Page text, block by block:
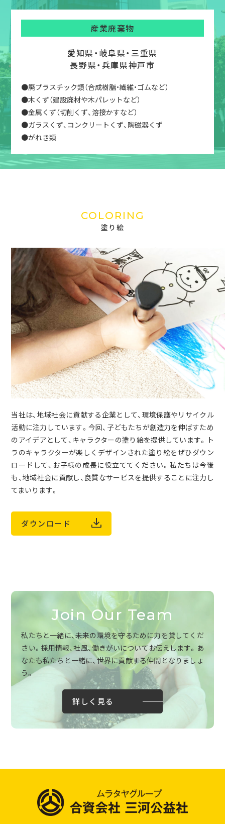
産業廃棄物
愛知県・岐阜県・三重県
長野県・兵庫県神戸市
●廃プラスチック類（合成樹脂・繊維・ゴムなど）
●木くず（建設廃材や木パレットなど）
●金属くず（切削くず、溶接かすなど）
●ガラスくず、コンクリートくず、陶磁器くず
●がれき類
COLORING
塗り絵
当社は、地域社会に貢献する企業として、環境保護やリサイクル
活動に注力しています。今回、子どもたちが創造力を伸ばすため
のアイデアとして、キャラクターの塗り絵を提供しています。ト
ラのキャラクターが楽しくデザインされた塗り絵をぜひダウン
ロードして、お子様の成長に役立ててください。私たちは今後
も、地域社会に貢献し、良質なサービスを提供することに注力し
てまいります。
ダウンロード
Join Our Team
私たちと一緒に、未来の環境を守るために力を貸してくだ
さい。採用情報、社風、働きがいについてお伝えします。あ
なたも私たちと一緒に、世界に貢献する仲間となりましょ
う。
詳しく見る